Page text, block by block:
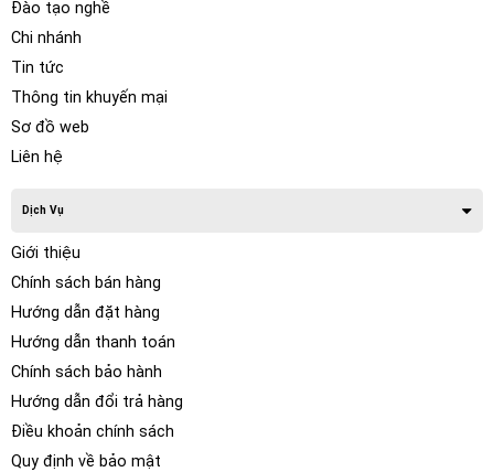
Đào tạo nghề
Chi nhánh
Tin tức
Thông tin khuyến mại
Sơ đồ web
Liên hệ
Dịch Vụ
Giới thiệu
Chính sách bán hàng
Hướng dẫn đặt hàng
Hướng dẫn thanh toán
Chính sách bảo hành
Hướng dẫn đổi trả hàng
Điều khoản chính sách
Quy định về bảo mật